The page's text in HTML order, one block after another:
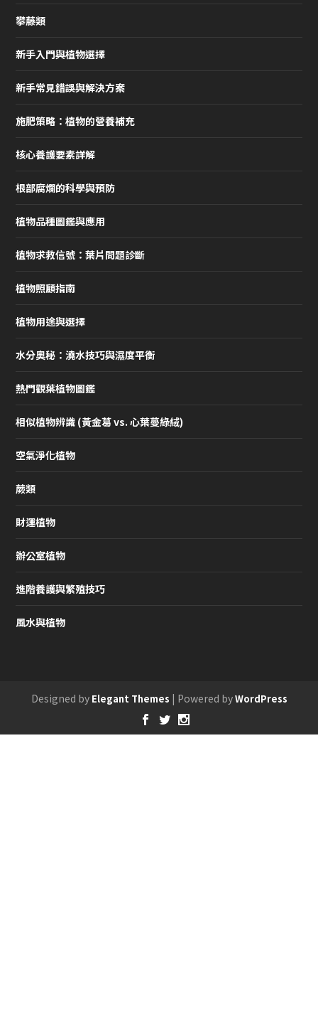
攀藤類
新手入門與植物選擇
新手常見錯誤與解決方案
施肥策略：植物的營養補充
核心養護要素詳解
根部腐爛的科學與預防
植物品種圖鑑與應用
植物求救信號：葉片問題診斷
植物照顧指南
植物用途與選擇
水分奧秘：澆水技巧與濕度平衡
熱門觀葉植物圖鑑
相似植物辨識 (黃金葛 vs. 心葉蔓綠絨)
空氣淨化植物
蕨類
財運植物
辦公室植物
進階養護與繁殖技巧
風水與植物
Designed by Elegant Themes | Powered byWordPress